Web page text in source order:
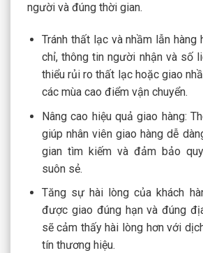
người và đúng thời gian.
Tránh thất lạc và nhầm lẫn hàng
chỉ, thông tin người nhận và số
thiểu rủi ro thất lạc hoặc giao
các mùa cao điểm vận chuyển.
Nâng cao hiệu quả giao hàng:
giúp nhân viên giao hàng dễ
gian tìm kiếm và đảm bảo
suôn sẻ.
Tăng sự hài lòng của khách
được giao đúng hạn và đúng
sẽ cảm thấy hài lòng hơn với
tín thương hiệu.